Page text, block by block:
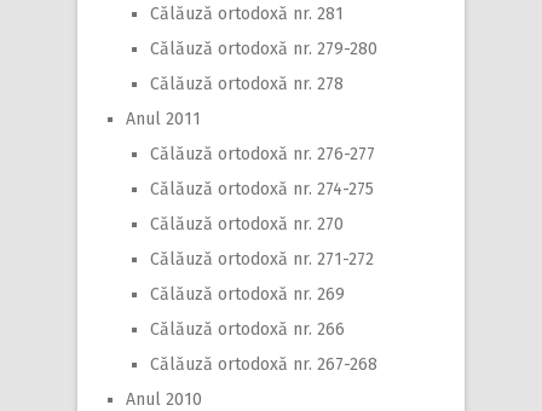
Călăuză ortodoxă nr. 281
Călăuză ortodoxă nr. 279-280
Călăuză ortodoxă nr. 278
Anul 2011
Călăuză ortodoxă nr. 276-277
Călăuză ortodoxă nr. 274-275
Călăuză ortodoxă nr. 270
Călăuză ortodoxă nr. 271-272
Călăuză ortodoxă nr. 269
Călăuză ortodoxă nr. 266
Călăuză ortodoxă nr. 267-268
Anul 2010